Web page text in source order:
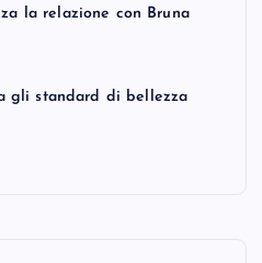
la relazione con Bruna
gli standard di bellezza